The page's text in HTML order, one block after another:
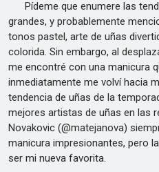
Pídeme que enumere las
grandes, y probablemente
tonos pastel, arte de uñas
colorida. Sin embargo, al
me encontré con una manicura
inmediatamente me volví hacia
tendencia de uñas de la
mejores artistas de uñas en las
Novakovic (@matejanova)
manicura impresionantes, pero
ser mi nueva favorita.